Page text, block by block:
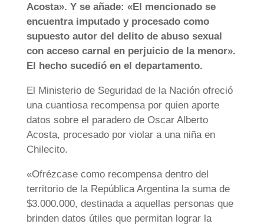
Acosta». Y se añade: «El mencionado se
encuentra imputado y procesado como
supuesto autor del delito de abuso sexual
con acceso carnal en perjuicio de la menor».
El hecho sucedió en el departamento.
El Ministerio de Seguridad de la Nación ofreció
una cuantiosa recompensa por quien aporte
datos sobre el paradero de Oscar Alberto
Acosta, procesado por violar a una niña en
Chilecito.
«Ofrézcase como recompensa dentro del
territorio de la República Argentina la suma de
$3.000.000, destinada a aquellas personas que
brinden datos útiles que permitan lograr la